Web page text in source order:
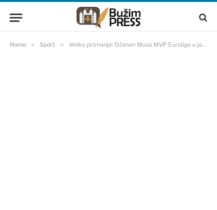
Home » Sport » Veliko priznanje: Džanan Musa MVP Eurolige u januaru!